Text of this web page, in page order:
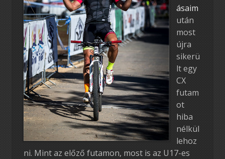
ásaim
után
most
újra
sikerü
lt egy
CX
futam
ot
hiba
nélkül
lehoz
ni. Mint az előző futamon, most is az U17-es